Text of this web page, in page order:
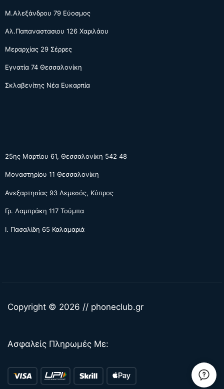
Μ.Αλεξάνδρου 79 Εύοσμος
Αλ.Παπαναστασιου 126 Χαριλάου
Μεραρχίας 29 Σέρρες
Εγνατία 74 Θεσσαλονίκη
Σκλαβενίτης Νέα Ευκαρπία
25ης Μαρτίου 61, Θεσσαλονίκη 542 48
Μοναστηρίου 11 Θεσσαλονίκη
Ανεξαρτησίας 93 Λεμεσός, Κύπρος
Γρ. Λαμπράκη 117 Τούμπα
Ι. Πασαλίδη 65 Καλαμαριά
Copyright © 2026 // phoneclub.gr
Ασφαλείς Πληρωμές Με: